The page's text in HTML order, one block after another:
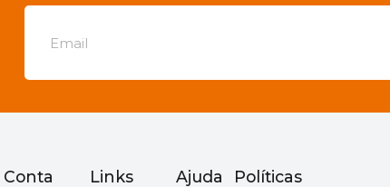
Conta Links Ajuda Políticas